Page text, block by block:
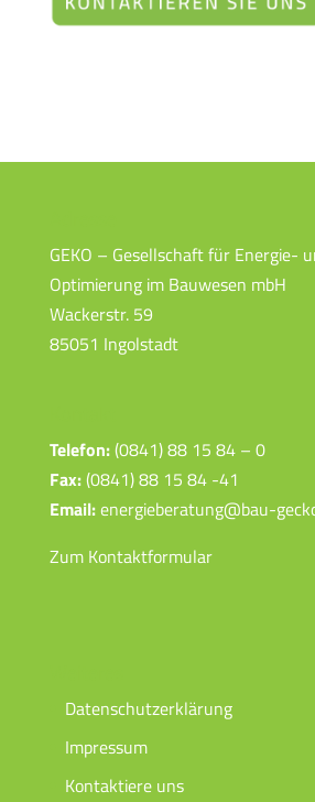
GEKO – Gesellschaft für Energie-
Optimierung im Bauwesen mbH
Wackerstr. 59
85051 Ingolstadt
Telefon:(0841) 88 15 84 – 0
Fax:(0841) 88 15 84 -41
Email:energieberatung@bau-
Zum Kontaktformular
Datenschutzerklärung
Impressum
Kontaktiere uns